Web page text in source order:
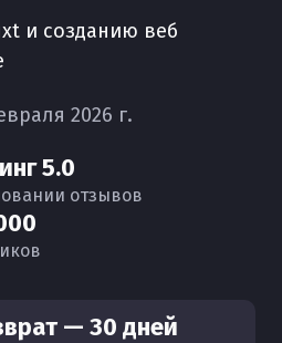
и созданию веб
2026 г.
5.0
отзывов
— 30 дней